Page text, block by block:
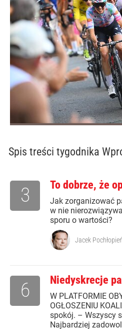
Spis treści tygodnika
To dobrze, że
Jak zorganizować
w nie
sporu o wartości?
3
Jacek Pochłopień
Niedyskrecje
W PLATFORMIE
OGŁOSZENIU
spokój. – Wszyscy
Najbardziej
6